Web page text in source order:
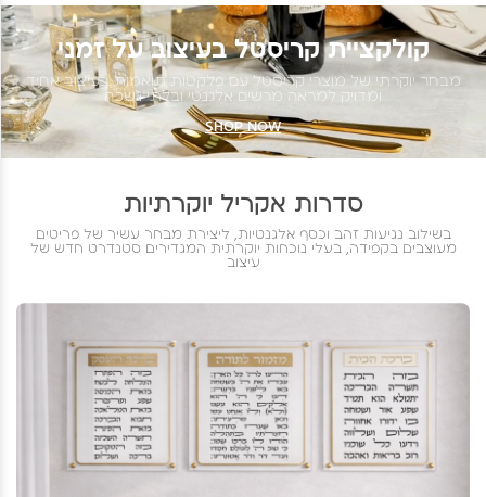
קולקציית קריסטל בעיצוב על זמני
מבחר יוקרתי של מוצרי קריסטל עם פלקטות תואמות בעיצוב אחיד
ומדויק למראה מרשים אלגנטי ובלתי נשכח
SHOP NOW
סדרות אקריל יוקרתיות
בשילוב נגיעות זהב וכסף אלגנטיות, ליצירת מבחר עשיר של פריטים
מעוצבים בקפידה, בעלי נוכחות יוקרתית המגדירים סטנדרט חדש של
עיצוב